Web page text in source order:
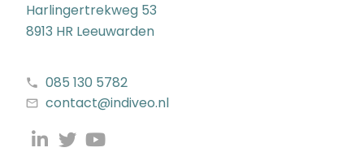
Harlingertrekweg 53
8913 HR Leeuwarden
085 130 5782
contact@indiveo.nl